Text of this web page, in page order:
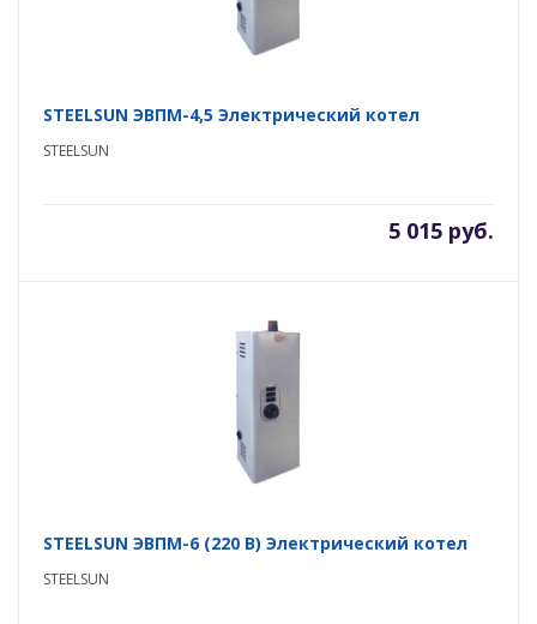
STEELSUN ЭВПМ-4,5 Электрический котел
STEELSUN
5 015 руб.
STEELSUN ЭВПМ-6 (220 В) Электрический котел
STEELSUN